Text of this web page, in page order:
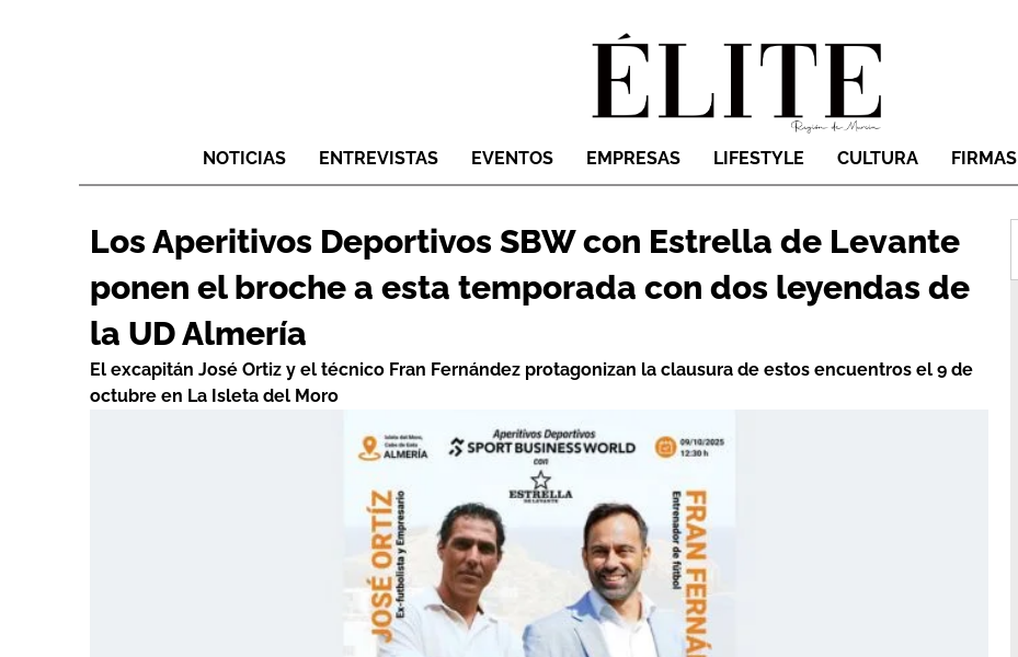
NOTICIAS ENTREVISTAS EVENTOS EMPRESAS LIFESTYLE CULTURA FIRMAS
Los Aperitivos Deportivos SBW con Estrella de Levante
ponen el broche a esta temporada con dos leyendas de
la UD Almería
El excapitán José Ortiz y el técnico Fran Fernández protagonizan la clausura de estos encuentros el 9 de
octubre en La Isleta del Moro